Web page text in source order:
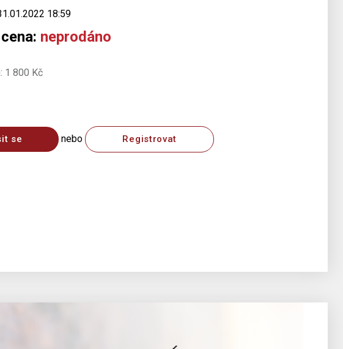
18:59
neprodáno
1 800 Kč
se nebo Registrovat